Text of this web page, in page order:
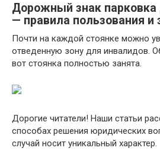
Дорожный знак парковка
— правила пользования и
Почти на каждой стоянке можно
отведенную зону для инвалидов.
вот стоянка полностью занята.
Дорогие читатели! Наши статьи
способах решения юридических
случай носит уникальный характер.